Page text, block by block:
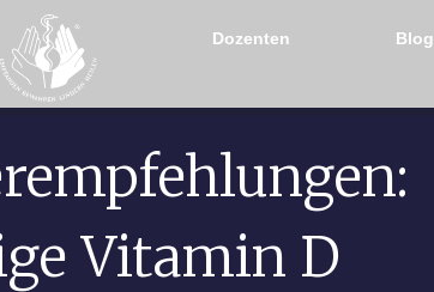
Dozenten Blog
Vitamin D